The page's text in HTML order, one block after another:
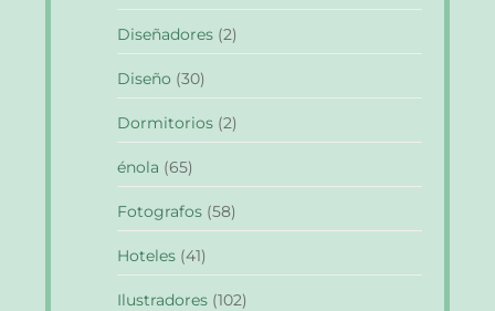
Diseñadores (2)
Diseño (30)
Dormitorios (2)
énola (65)
Fotografos (58)
Hoteles (41)
Ilustradores (102)